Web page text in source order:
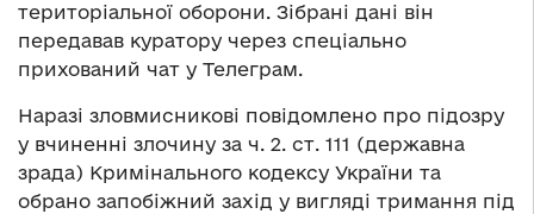
територіальної оборони. Зібрані дані він
передавав куратору через спеціально
прихований чат у Телеграм.
Наразі зловмисникові повідомлено про підозру
у вчиненні злочину за ч. 2. ст. 111 (державна
зрада) Кримінального кодексу України та
обрано запобіжний захід у вигляді тримання під